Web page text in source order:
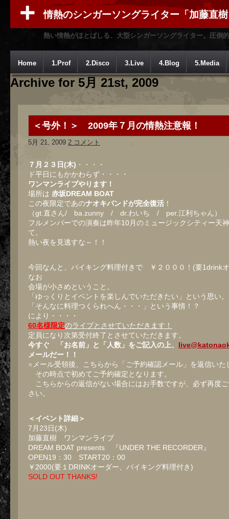
情熱のシンガーソングライター「加藤直
熱い情熱がほとばしる、大型シンガーソングライター。圧倒
Home 1.Prof 2.Disco 3.Live 4.Blog 5.Media
Archive for 5月 21st, 2009
＜号外！＞ 2009年７月の情熱注意報！
5月 21, 2009 2 コメント
７月２３日(木) ・・・・
ド平日にもかかわらず・・・・
ワンマンライブやります！
場所は 赤坂DREAM BOAT
この夜限定であのナオキバンドが完全復活 ！
（gt.直さん/ ba.zunny / dr.わいち / per.江利ちゃん）
フルメンバーでの演奏は昨年10月のミュージックシティー天
て。
熱い夜を見逃すな～！！
今回なんと、バイキング料理付きで ￥２０００！(要1drink
なお
会場が小さめということ。
「ゆっくりとイベントを楽しんでいただきたい」という思い。
「そんなに料理つくられへん・・・」という事情！？
により・・・・
60名様限定のライブとさせていただきます！
定員になり次第受付終了とさせていただきます。
今すぐ 「お名前」と「人数」をご記入の上、
メールだー！！
※メール受領後、こちらから「ご予約確認メール」を返信いた
その時点で初めてご予約確定となります。
こちらからの返信がない場合にはお手数ですが、必ず再度
さい。
＜イベント詳細＞
7月23日(木)
加藤直樹 ワンマンライブ
DREAM BOAT presents 『UNDER THE RECORDER』
OPEN19：30 START20：00
￥2000(要１DRINKオーダー、バイキング料理付き)
SOLD OUT THANKS!